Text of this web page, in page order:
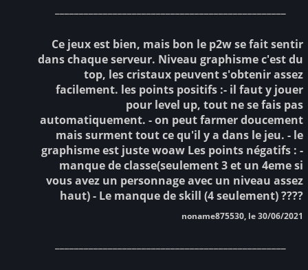
Ce jeux est bien, mais bon le p2w se fait sentir
dans chaque serveur. Niveau graphisme c'est du
top, les cristaux peuvent s'obtenir assez
facilement. les points positifs :- il faut y jouer
pour level up, tout ne se fais pas
automatiquement. - on peut farmer doucement
mais surment tout ce qu'il y a dans le jeu. - le
graphisme est juste woaw Les points négatifs : -
manque de classe(seulement 3 et un 4eme si
vous avez un personnage avec un niveau assez
haut) - Le manque de skill (4 seulement) ????
noname875530, le 30/06/2021